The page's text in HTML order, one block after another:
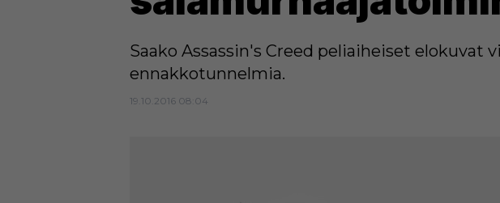
Saako Assassin's Creed peliaiheiset
ennakkotunnelmia.
19.10.2016 08:04